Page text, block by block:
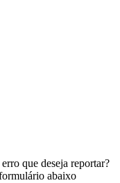
que deseja reportar?
abaixo